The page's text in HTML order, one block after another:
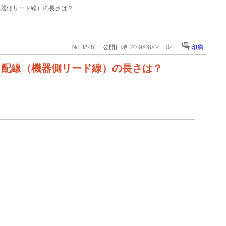
側リード線）の長さは？
No : 1848 公開日時 : 2019/06/04 11:04 印刷
線（機器側リード線）の長さは？